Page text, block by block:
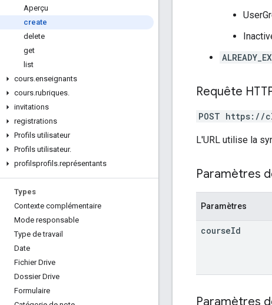
Aperçu
create
delete
get
list
cours.enseignants
cours.rubriques.
invitations
registrations
Profils utilisateur
Profils utilisateur.
profilsprofils.représentants
Types
Contexte complémentaire
Mode responsable
Type de travail
Date
Fichier Drive
Dossier Drive
Formulaire
Requête
POST https://
L'URL utilise la
Paramètres
Paramètres
courseId
Paramètres